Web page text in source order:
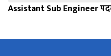
Assistant Sub Engineer